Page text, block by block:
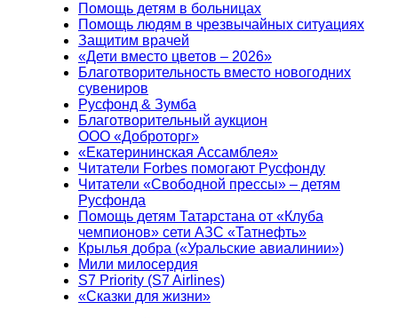
Помощь детям в больницах
Помощь людям в чрезвычайных ситуациях
Защитим врачей
«Дети вместо цветов – 2026»
Благотворительность вместо новогодних
сувениров
Русфонд & Зумба
Благотворительный аукцион
ООО «Доброторг»
«Екатерининская Ассамблея»
Читатели Forbes помогают Русфонду
Читатели «Свободной прессы» – детям
Русфонда
Помощь детям Татарстана от «Клуба
чемпионов» сети АЗС «Татнефть»
Крылья добра («Уральские авиалинии»)
Мили милосердия
S7 Priority (S7 Airlines)
«Сказки для жизни»